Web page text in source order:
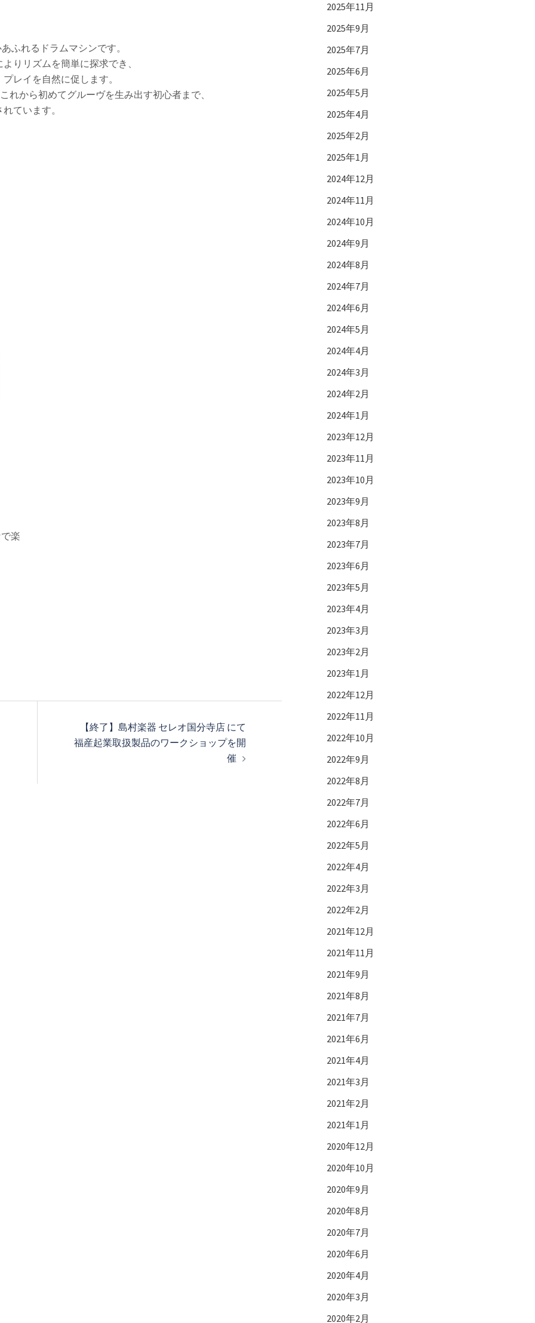
ふれるドラムマシンです。
りリズムを簡単に探求でき、
レイを自然に促します。
れから初めてグルーヴを生み出す初心者まで、
ています。
楽
【終了】島村楽器 セレオ国分寺店 にて
福産起業取扱製品のワークショップを開
催
2025年11月
2025年9月
2025年7月
2025年6月
2025年5月
2025年4月
2025年2月
2025年1月
2024年12月
2024年11月
2024年10月
2024年9月
2024年8月
2024年7月
2024年6月
2024年5月
2024年4月
2024年3月
2024年2月
2024年1月
2023年12月
2023年11月
2023年10月
2023年9月
2023年8月
2023年7月
2023年6月
2023年5月
2023年4月
2023年3月
2023年2月
2023年1月
2022年12月
2022年11月
2022年10月
2022年9月
2022年8月
2022年7月
2022年6月
2022年5月
2022年4月
2022年3月
2022年2月
2021年12月
2021年11月
2021年9月
2021年8月
2021年7月
2021年6月
2021年4月
2021年3月
2021年2月
2021年1月
2020年12月
2020年10月
2020年9月
2020年8月
2020年7月
2020年6月
2020年4月
2020年3月
2020年2月